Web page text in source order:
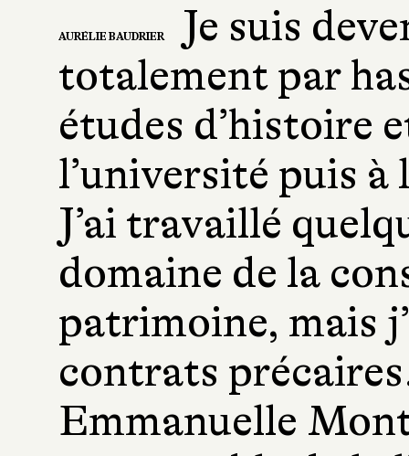
AURÉLIE BAUDRIER
Je suis
totalement par
études d’histoire
l’université puis à
J’ai travaillé
domaine de la
patrimoine, mais
contrats
Emmanuelle